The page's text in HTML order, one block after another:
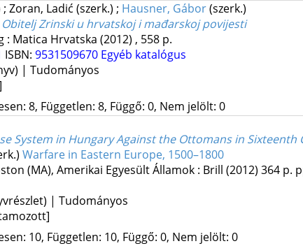
; Zoran, Ladić (szerk.) ; Hausner, Gábor(szerk.)
Zrinski u hrvatskoj i mađarskoj povijesti
: Matica Hrvatska (2012) , 558 p.
ISBN: 9531509670 Egyéb katalógus
| Tudományos
8, Független: 8, Függő: 0, Nem jelölt: 0
System in Hungary Against the Ottomans in
Warfare in Eastern Europe, 1500–1800
(MA), Amerikai Egyesült Államok : Brill (2012) 364 p.
| Tudományos
10, Független: 10, Függő: 0, Nem jelölt: 0